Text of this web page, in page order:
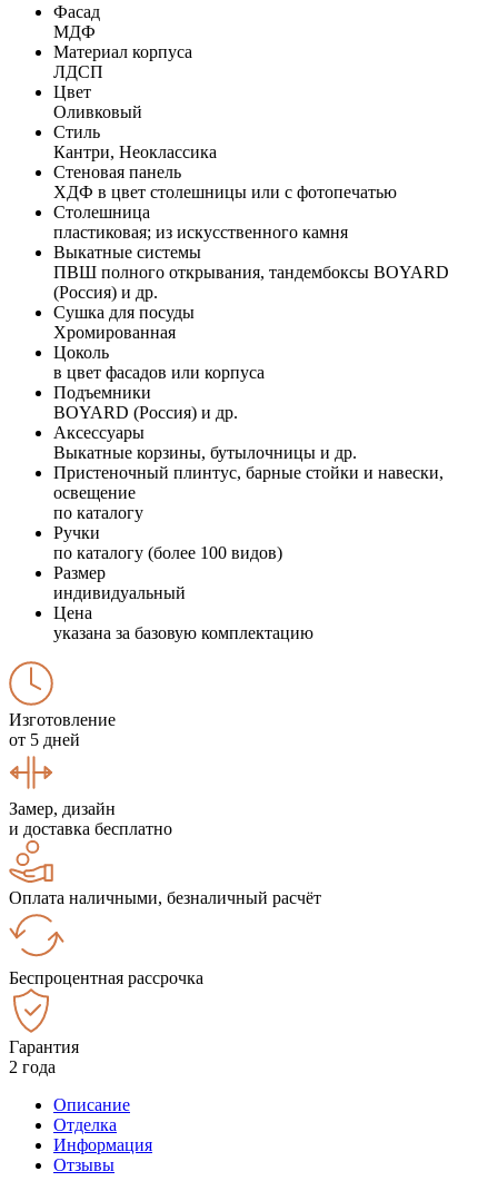
Фасад
МДФ
Материал корпуса
ЛДСП
Цвет
Оливковый
Стиль
Кантри, Неоклассика
Стеновая панель
ХДФ в цвет столешницы или с фотопечатью
Столешница
пластиковая; из искусственного камня
Выкатные системы
ПВШ полного открывания, тандембоксы BOYARD
(Россия) и др.
Сушка для посуды
Хромированная
Цоколь
в цвет фасадов или корпуса
Подъемники
BOYARD (Россия) и др.
Аксессуары
Выкатные корзины, бутылочницы и др.
Пристеночный плинтус, барные стойки и навески,
освещение
по каталогу
Ручки
по каталогу (более 100 видов)
Размер
индивидуальный
Цена
указана за базовую комплектацию
Изготовление
от 5 дней
Замер, дизайн
и доставка бесплатно
Оплата наличными, безналичный расчёт
Беспроцентная рассрочка
Гарантия
2 года
Описание
Отделка
Информация
Отзывы